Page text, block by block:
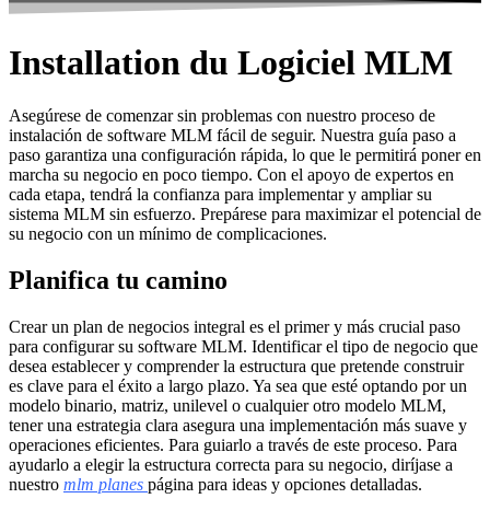
Installation du Logiciel MLM
Asegúrese de comenzar sin problemas con nuestro proceso de
instalación de software MLM fácil de seguir. Nuestra guía paso a
paso garantiza una configuración rápida, lo que le permitirá poner en
marcha su negocio en poco tiempo. Con el apoyo de expertos en
cada etapa, tendrá la confianza para implementar y ampliar su
sistema MLM sin esfuerzo. Prepárese para maximizar el potencial de
su negocio con un mínimo de complicaciones.
Planifica tu camino
Crear un plan de negocios integral es el primer y más crucial paso
para configurar su software MLM. Identificar el tipo de negocio que
desea establecer y comprender la estructura que pretende construir
es clave para el éxito a largo plazo. Ya sea que esté optando por un
modelo binario, matriz, unilevel o cualquier otro modelo MLM,
tener una estrategia clara asegura una implementación más suave y
operaciones eficientes. Para guiarlo a través de este proceso. Para
ayudarlo a elegir la estructura correcta para su negocio, diríjase a
nuestro mlm planes página para ideas y opciones detalladas.